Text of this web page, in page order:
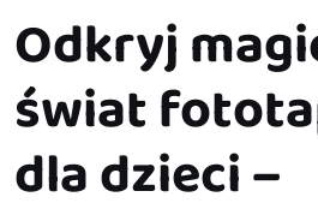
Odkryj
świat
dla dzieci –